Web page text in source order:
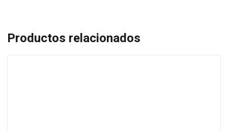
Productos relacionados